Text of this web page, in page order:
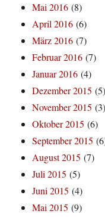
Mai 2016 (8)
April 2016 (6)
März 2016 (7)
Februar 2016 (7)
Januar 2016 (4)
Dezember 2015 (5)
November 2015 (3)
Oktober 2015 (6)
September 2015
August 2015 (7)
Juli 2015 (5)
Juni 2015 (4)
Mai 2015 (9)